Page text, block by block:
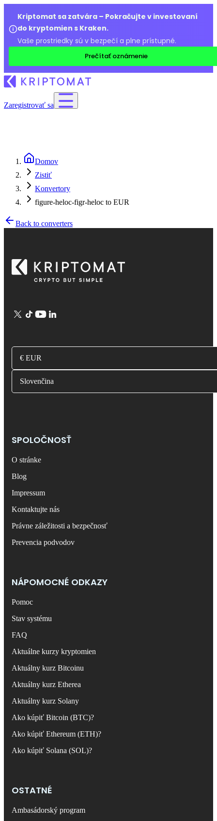
Kriptomat sa zatvára – Pokračujte v investovaní
do kryptomien s Kraken.
Vaše prostriedky sú v bezpečí a plne prístupné.
Prečítať oznámenie
Zaregistrovať sa
Domov
Zistiť
Konvertory
figure-heloc-figr-heloc to EUR
Back to converters
€ EUR
Slovenčina
SPOLOČNOSŤ
O stránke
Blog
Impressum
Kontaktujte nás
Právne záležitosti a bezpečnosť
Prevencia podvodov
NÁPOMOCNÉ ODKAZY
Pomoc
Stav systému
FAQ
Aktuálne kurzy kryptomien
Aktuálny kurz Bitcoinu
Aktuálny kurz Etherea
Aktuálny kurz Solany
Ako kúpiť Bitcoin (BTC)?
Ako kúpiť Ethereum (ETH)?
Ako kúpiť Solana (SOL)?
OSTATNÉ
Ambasádorský program